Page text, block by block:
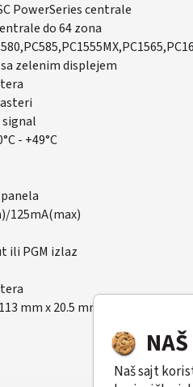
PowerSeries centrale
do 64 zona
zelenim displejem
signal
- +49°C
panela
125mA(max)
ili PGM izlaz
mm x 20.5 mm
Naš sajt